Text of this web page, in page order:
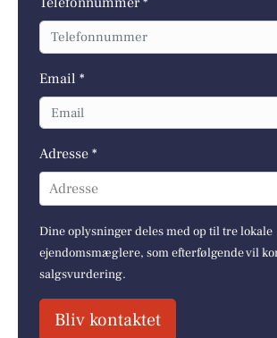
Email *
Adresse *
Adresse
Dine oplysninger deles med op til tre lokale
ejendomsmæglere, som efterfølgende vil
salgsvurdering.
Bliv kontaktet